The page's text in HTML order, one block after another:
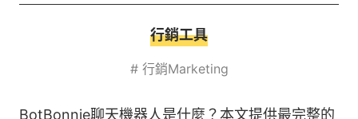
行銷工具
# 行銷Marketing
BotBonnie聊天機器人是什麼？本文提供最完整的